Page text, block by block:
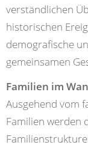
verständlichen
historischen
demografische
gemeinsamen
Familien im
Ausgehend vom
Familien werden